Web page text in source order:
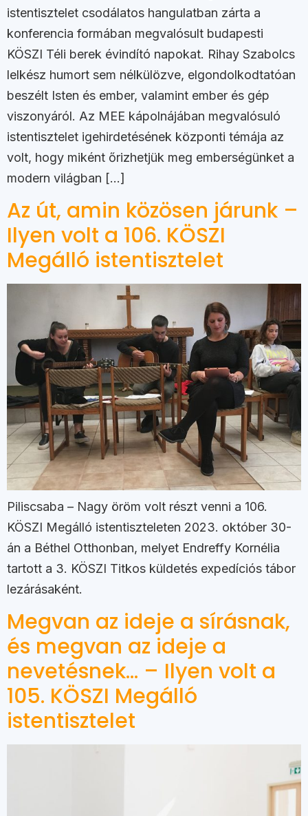
istentisztelet csodálatos hangulatban zárta a
konferencia formában megvalósult budapesti
KÖSZI Téli berek évindító napokat. Rihay Szabolcs
lelkész humort sem nélkülözve, elgondolkodtatóan
beszélt Isten és ember, valamint ember és gép
viszonyáról. Az MEE kápolnájában megvalósuló
istentisztelet igehirdetésének központi témája az
volt, hogy miként őrizhetjük meg emberségünket a
modern világban […]
Az út, amin közösen járunk –
Ilyen volt a 106. KÖSZI
Megálló istentisztelet
Piliscsaba – Nagy öröm volt részt venni a 106.
KÖSZI Megálló istentiszteleten 2023. október 30-
án a Béthel Otthonban, melyet Endreffy Kornélia
tartott a 3. KÖSZI Titkos küldetés expedíciós tábor
lezárásaként.
Megvan az ideje a sírásnak,
és megvan az ideje a
nevetésnek… – Ilyen volt a
105. KÖSZI Megálló
istentisztelet